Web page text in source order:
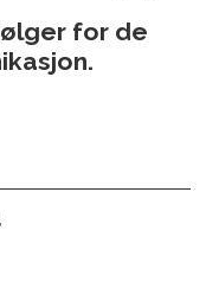
for de